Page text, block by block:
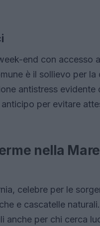
end con accesso
è il sollievo per
antistress
per evitare
nella
celebre per le
e cascatelle
anche per chi cerca